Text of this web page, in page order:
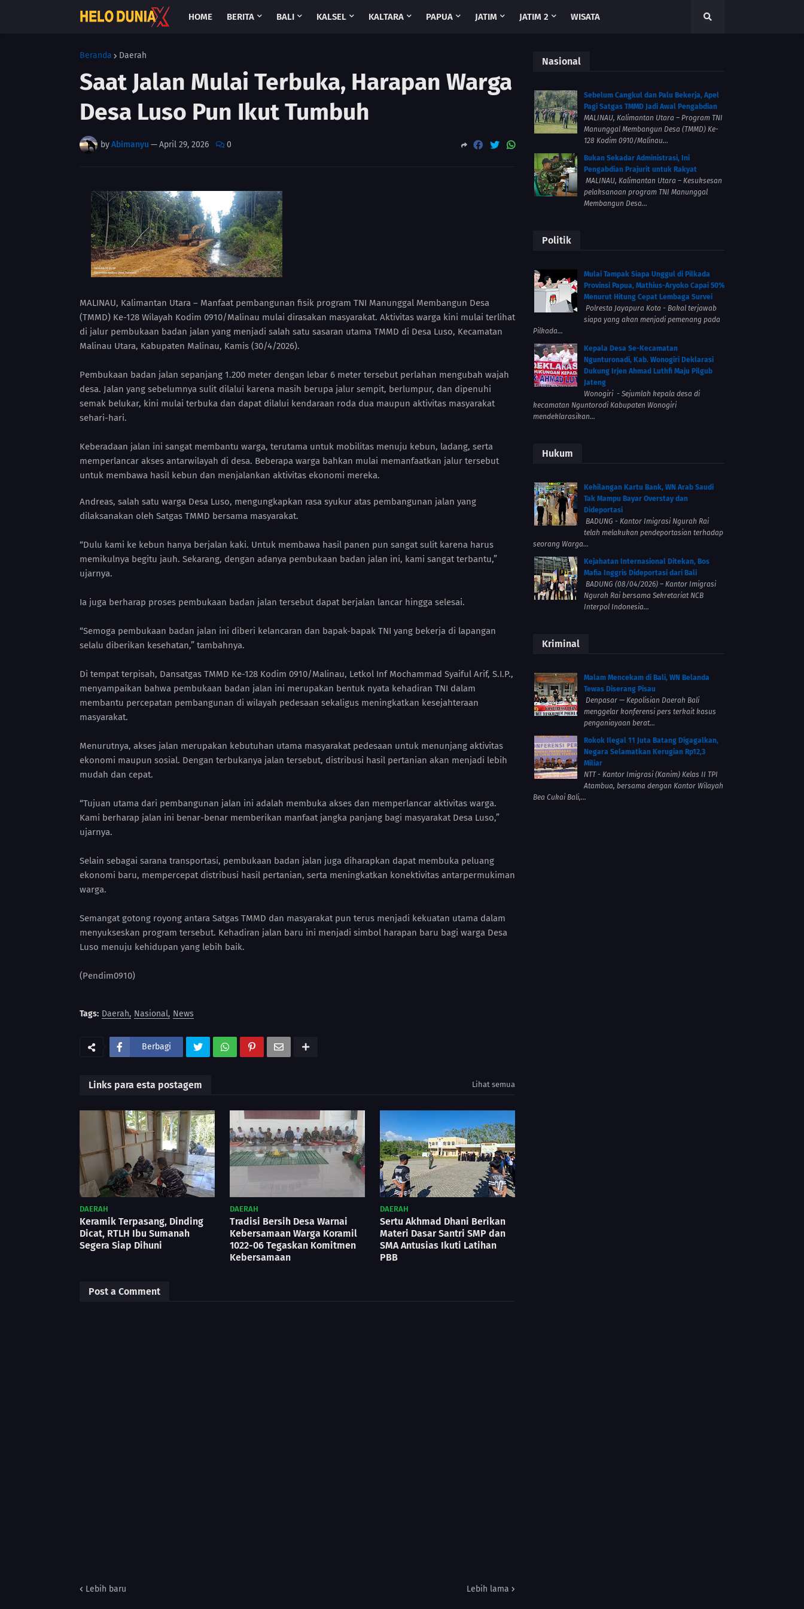
HOME BERITA BALI KALSEL KALTARA PAPUA JATIM JATIM 2 WISATA
Beranda Daerah
Saat Jalan Mulai Terbuka, Harapan Warga
Desa Luso Pun Ikut Tumbuh
byAbimanyu —April 29, 2026 0
MALINAU, Kalimantan Utara – Manfaat pembangunan fisik program TNI Manunggal Membangun Desa
(TMMD) Ke-128 Wilayah Kodim 0910/Malinau mulai dirasakan masyarakat. Aktivitas warga kini mulai terlihat
di jalur pembukaan badan jalan yang menjadi salah satu sasaran utama TMMD di Desa Luso, Kecamatan
Malinau Utara, Kabupaten Malinau, Kamis (30/4/2026).
Pembukaan badan jalan sepanjang 1.200 meter dengan lebar 6 meter tersebut perlahan mengubah wajah
desa. Jalan yang sebelumnya sulit dilalui karena masih berupa jalur sempit, berlumpur, dan dipenuhi
semak belukar, kini mulai terbuka dan dapat dilalui kendaraan roda dua maupun aktivitas masyarakat
sehari-hari.
Keberadaan jalan ini sangat membantu warga, terutama untuk mobilitas menuju kebun, ladang, serta
memperlancar akses antarwilayah di desa. Beberapa warga bahkan mulai memanfaatkan jalur tersebut
untuk membawa hasil kebun dan menjalankan aktivitas ekonomi mereka.
Andreas, salah satu warga Desa Luso, mengungkapkan rasa syukur atas pembangunan jalan yang
dilaksanakan oleh Satgas TMMD bersama masyarakat.
“Dulu kami ke kebun hanya berjalan kaki. Untuk membawa hasil panen pun sangat sulit karena harus
memikulnya begitu jauh. Sekarang, dengan adanya pembukaan badan jalan ini, kami sangat terbantu,”
ujarnya.
Ia juga berharap proses pembukaan badan jalan tersebut dapat berjalan lancar hingga selesai.
“Semoga pembukaan badan jalan ini diberi kelancaran dan bapak-bapak TNI yang bekerja di lapangan
selalu diberikan kesehatan,” tambahnya.
Di tempat terpisah, Dansatgas TMMD Ke-128 Kodim 0910/Malinau, Letkol Inf Mochammad Syaiful Arif, S.I.P.,
menyampaikan bahwa pembukaan badan jalan ini merupakan bentuk nyata kehadiran TNI dalam
membantu percepatan pembangunan di wilayah pedesaan sekaligus meningkatkan kesejahteraan
masyarakat.
Menurutnya, akses jalan merupakan kebutuhan utama masyarakat pedesaan untuk menunjang aktivitas
ekonomi maupun sosial. Dengan terbukanya jalan tersebut, distribusi hasil pertanian akan menjadi lebih
mudah dan cepat.
“Tujuan utama dari pembangunan jalan ini adalah membuka akses dan memperlancar aktivitas warga.
Kami berharap jalan ini benar-benar memberikan manfaat jangka panjang bagi masyarakat Desa Luso,”
ujarnya.
Selain sebagai sarana transportasi, pembukaan badan jalan juga diharapkan dapat membuka peluang
ekonomi baru, mempercepat distribusi hasil pertanian, serta meningkatkan konektivitas antarpermukiman
warga.
Semangat gotong royong antara Satgas TMMD dan masyarakat pun terus menjadi kekuatan utama dalam
menyukseskan program tersebut. Kehadiran jalan baru ini menjadi simbol harapan baru bagi warga Desa
Luso menuju kehidupan yang lebih baik.
(Pendim0910)
Tags: Daerah Nasional News
Berbagi
Links para esta postagem Lihat semua
DAERAH
Keramik Terpasang, Dinding
Dicat, RTLH Ibu Sumanah
Segera Siap Dihuni
DAERAH
Tradisi Bersih Desa Warnai
Kebersamaan Warga Koramil
1022-06 Tegaskan Komitmen
Kebersamaan
DAERAH
Sertu Akhmad Dhani Berikan
Materi Dasar Santri SMP dan
SMA Antusias Ikuti Latihan
PBB
Post a Comment
Lebih baru Lebih lama
Nasional
Sebelum Cangkul dan Palu Bekerja, Apel
Pagi Satgas TMMD Jadi Awal Pengabdian
MALINAU, Kalimantan Utara – Program TNI
Manunggal Membangun Desa (TMMD) Ke-
128 Kodim 0910/Malinau...
Bukan Sekadar Administrasi, Ini
Pengabdian Prajurit untuk Rakyat
MALINAU, Kalimantan Utara – Kesuksesan
pelaksanaan program TNI Manunggal
Membangun Desa...
Politik
Mulai Tampak Siapa Unggul di Pilkada
Provinsi Papua, Mathius-Aryoko Capai 50%
Menurut Hitung Cepat Lembaga Survei
Polresta Jayapura Kota - Bakal terjawab
siapa yang akan menjadi pemenang pada
Pilkada...
Kepala Desa Se-Kecamatan
Ngunturonadi, Kab. Wonogiri Deklarasi
Dukung Irjen Ahmad Luthfi Maju Pilgub
Jateng
Wonogiri - Sejumlah kepala desa di
kecamatan Nguntorodi Kabupaten Wonogiri
mendeklarasikan...
Hukum
Kehilangan Kartu Bank, WN Arab Saudi
Tak Mampu Bayar Overstay dan
Dideportasi
BADUNG - Kantor Imigrasi Ngurah Rai
telah melakukan pendeportasian terhadap
seorang Warga...
Kejahatan Internasional Ditekan, Bos
Mafia Inggris Dideportasi dari Bali
BADUNG (08/04/2026) – Kantor Imigrasi
Ngurah Rai bersama Sekretariat NCB
Interpol Indonesia...
Kriminal
Malam Mencekam di Bali, WN Belanda
Tewas Diserang Pisau
Denpasar — Kepolisian Daerah Bali
menggelar konferensi pers terkait kasus
penganiayaan berat...
Rokok Ilegal 11 Juta Batang Digagalkan,
Negara Selamatkan Kerugian Rp12,3
Miliar
NTT - Kantor Imigrasi (Kanim) Kelas II TPI
Atambua, bersama dengan Kantor Wilayah
Bea Cukai Bali,...